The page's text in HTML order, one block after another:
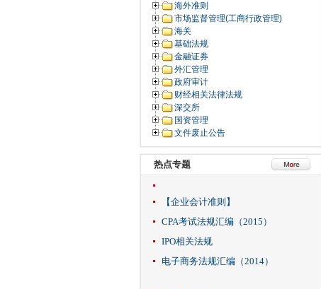
海外准则
市场监督管理(工商行政管理)
海关
基础法规
金融证券
外汇管理
政府审计
财经相关法律法规
深交所
国资管理
文件废止公告
热点专题
【企业会计准则】
CPA考试法规汇编（2015）
IPO相关法规
电子商务法规汇编（2014）